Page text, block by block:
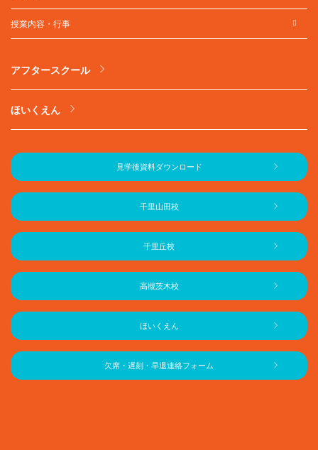
授業内容・行事
アフタースクール
ほいくえん
見学後資料ダウンロード
千里山田校
千里丘校
高槻茨木校
ほいくえん
欠席・遅刻・早退連絡フォーム